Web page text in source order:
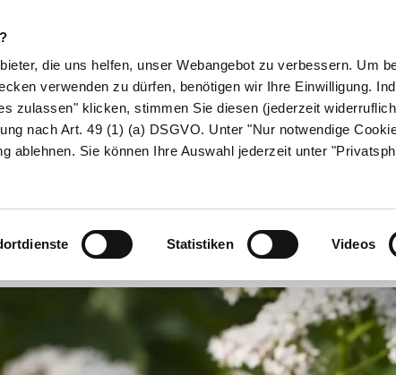
die uns helfen, unser Webangebot zu verbessern. Um
verwenden zu dürfen, benötigen wir Ihre Einwilligung.
zulassen" klicken, stimmen Sie diesen (jederzeit
nach Art. 49 (1) (a) DSGVO. Unter "Nur notwendige
ablehnen. Sie können Ihre Auswahl jederzeit unter
Statistiken Videos
Naturheilkunde Eltern & Kind Gesund
Baldrian